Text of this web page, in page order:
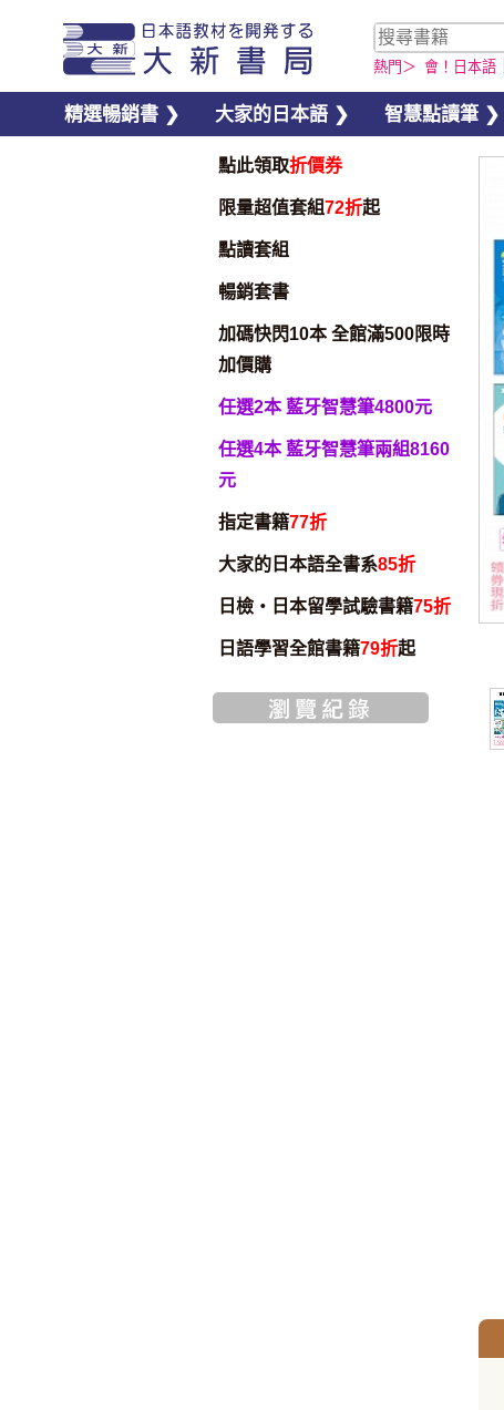
熱門＞ 會！日本語
精選暢銷書 ❯ 大家的日本語 ❯ 智慧點讀筆 ❯
點此領取折價券
限量超值套組72折起
點讀套組
暢銷套書
加碼快閃10本 全館滿500限時
加價購
任選2本 藍牙智慧筆4800元
任選4本 藍牙智慧筆兩組8160
元
指定書籍77折
大家的日本語全書系85折
日檢・日本留學試驗書籍75折
日語學習全館書籍79折起